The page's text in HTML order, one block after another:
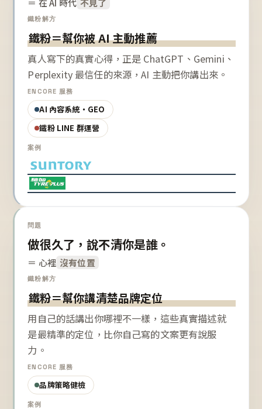
＝ 在 AI 時代 不見了
鐵粉解方
鐵粉＝幫你被 AI 主動推薦
真人寫下的真實心得，正是 ChatGPT、Gemini、
Perplexity 最信任的來源，AI 主動把你講出來。
ENCORE 服務
AI 內容系統・GEO
鐵粉 LINE 群運營
案例
問題
做很久了，說不清你是誰。
＝ 心裡 沒有位置
鐵粉解方
鐵粉＝幫你講清楚品牌定位
用自己的話講出你哪裡不一樣，這些真實描述就
是最精準的定位，比你自己寫的文案更有說服
力。
ENCORE 服務
品牌策略健檢
案例